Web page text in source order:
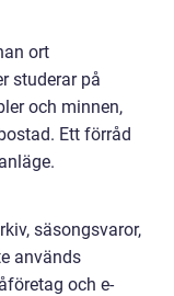
ort
studerar på
och minnen,
Ett förråd
säsongsvaror,
används
och e-